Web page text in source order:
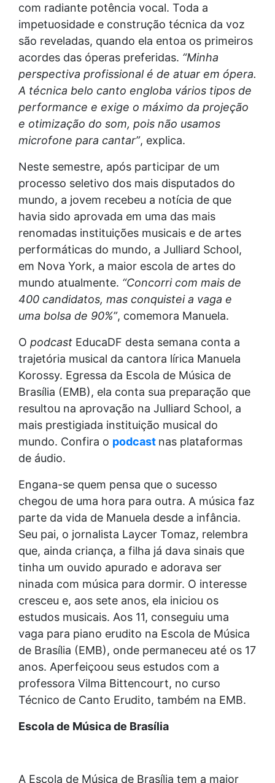
com radiante potência vocal. Toda a
impetuosidade e construção técnica da voz
são reveladas, quando ela entoa os primeiros
acordes das óperas preferidas. “Minha
perspectiva profissional é de atuar em ópera.
A técnica belo canto engloba vários tipos de
performance e exige o máximo da projeção
e otimização do som, pois não usamos
microfone para cantar”, explica.
Neste semestre, após participar de um
processo seletivo dos mais disputados do
mundo, a jovem recebeu a notícia de que
havia sido aprovada em uma das mais
renomadas instituições musicais e de artes
performáticas do mundo, a Julliard School,
em Nova York, a maior escola de artes do
mundo atualmente. “Concorri com mais de
400 candidatos, mas conquistei a vaga e
uma bolsa de 90%”, comemora Manuela.
O podcast EducaDF desta semana conta a
trajetória musical da cantora lírica Manuela
Korossy. Egressa da Escola de Música de
Brasília (EMB), ela conta sua preparação que
resultou na aprovação na Julliard School, a
mais prestigiada instituição musical do
mundo. Confira o podcast nas plataformas
de áudio.
Engana-se quem pensa que o sucesso
chegou de uma hora para outra. A música faz
parte da vida de Manuela desde a infância.
Seu pai, o jornalista Laycer Tomaz, relembra
que, ainda criança, a filha já dava sinais que
tinha um ouvido apurado e adorava ser
ninada com música para dormir. O interesse
cresceu e, aos sete anos, ela iniciou os
estudos musicais. Aos 11, conseguiu uma
vaga para piano erudito na Escola de Música
de Brasília (EMB), onde permaneceu até os 17
anos. Aperfeiçoou seus estudos com a
professora Vilma Bittencourt, no curso
Técnico de Canto Erudito, também na EMB.
Escola de Música de Brasília
A Escola de Música de Brasília tem a maior